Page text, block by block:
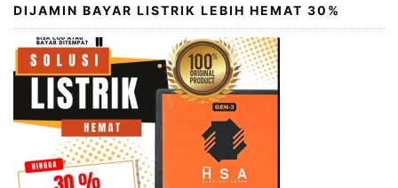
DIJAMIN BAYAR LISTRIK LEBIH HEMAT 30%